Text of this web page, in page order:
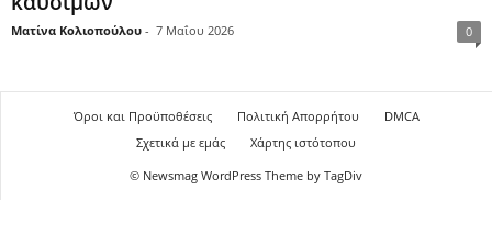
Ματίνα Κολιοπούλου - 7 Μαΐου 2026 0
Όροι και Προϋποθέσεις Πολιτική Απορρήτου
DMCA
Σχετικά με εμάς
Χάρτης ιστότοπου
© Newsmag WordPress Theme by TagDiv